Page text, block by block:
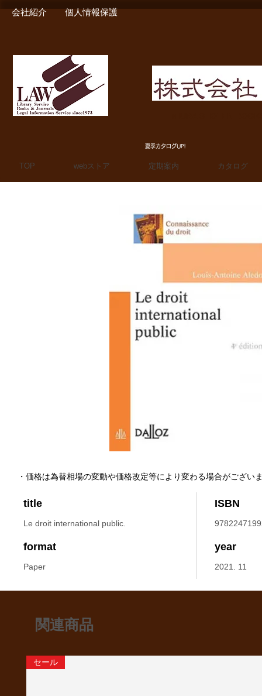
会社紹介 個人情報保護
夏季カタログUP!
TOP webストア 定期案内 カタログ
title
Le droit international public.
ISBN
format
Paper
year
2021. 11
・価格は為替相場の変動や価格改定等により変わる場合がござい
関連商品
セール